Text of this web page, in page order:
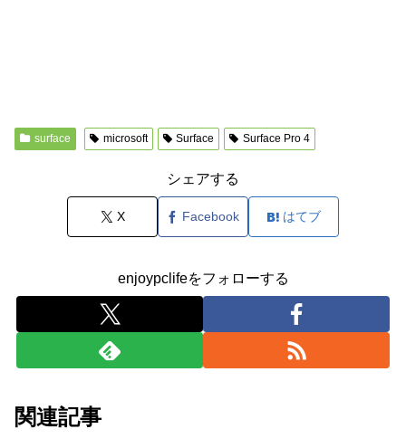
surface microsoft Surface Surface Pro 4
シェアする
X Facebook はてブ
enjoypclifeをフォローする
関連記事